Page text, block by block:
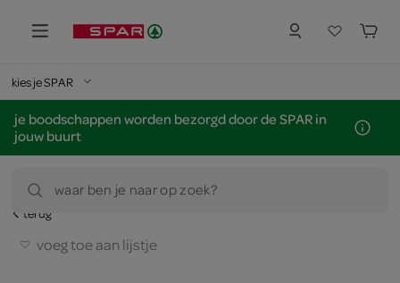
kies je SPAR
je boodschappen worden bezorgd door de SPAR in
jouw buurt
waar ben je naar op zoek?
terug
voeg toe aan lijstje